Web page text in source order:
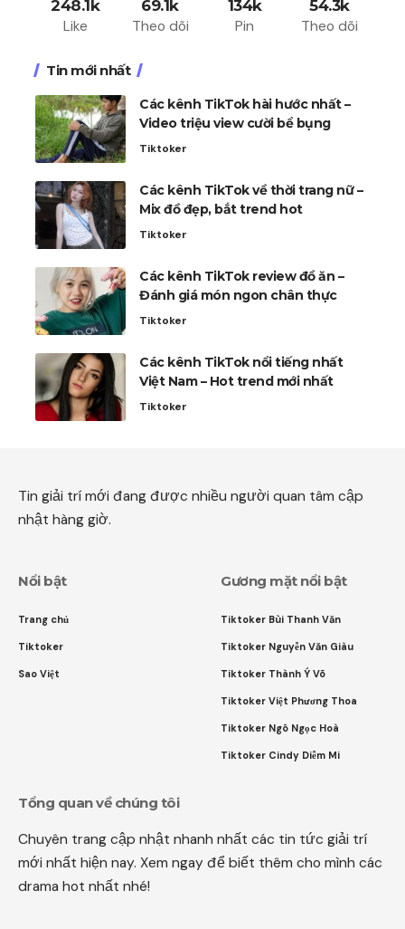
248.1k
Like
69.1k
Theo dõi
134k
Pin
54.3k
Theo dõi
Tin mới nhất
Các kênh TikTok hài hước nhất –
Video triệu view cười bể bụng
Tiktoker
Các kênh TikTok về thời trang nữ –
Mix đồ đẹp, bắt trend hot
Tiktoker
Các kênh TikTok review đồ ăn –
Đánh giá món ngon chân thực
Tiktoker
Các kênh TikTok nổi tiếng nhất
Việt Nam – Hot trend mới nhất
Tiktoker
Tin giải trí mới đang được nhiều người quan tâm cập
nhật hàng giờ.
Nổi bật
Trang chủ
Tiktoker
Sao Việt
Gương mặt nổi bật
Tiktoker Bùi Thanh Văn
Tiktoker Nguyễn Văn Giàu
Tiktoker Thành Ý Võ
Tiktoker Việt Phương Thoa
Tiktoker Ngô Ngọc Hoà
Tiktoker Cindy Diễm Mi
Tổng quan về chúng tôi
Chuyên trang cập nhật nhanh nhất các tin tức giải trí
mới nhất hiện nay. Xem ngay để biết thêm cho mình các
drama hot nhất nhé!